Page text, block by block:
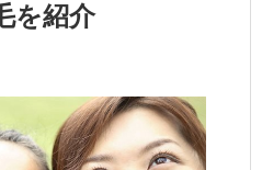
を紹介